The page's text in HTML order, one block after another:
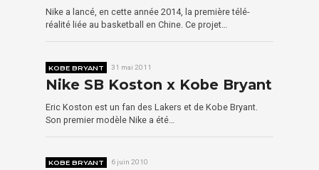
Nike a lancé, en cette année 2014, la première télé-
réalité liée au basketball en Chine. Ce projet…
KOBE BRYANT 31 mai 2011
Nike SB Koston x Kobe Bryant
Eric Koston est un fan des Lakers et de Kobe Bryant.
Son premier modèle Nike a été…
KOBE BRYANT 6 juin 2010